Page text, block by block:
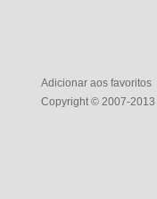
Adicionar aos favoritos
Copyright © 2007-2013